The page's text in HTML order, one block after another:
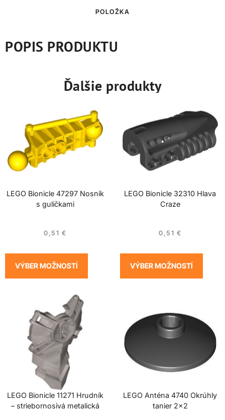
POLOŽKA
POPIS PRODUKTU
Ďalšie produkty
LEGO Bionicle 47297 Nosník
s guličkami
0,51 €
VÝBER MOŽNOSTÍ
LEGO Bionicle 32310 Hlava
Craze
0,51 €
VÝBER MOŽNOSTÍ
LEGO Bionicle 11271 Hrudník
– striebornosivá metalická
LEGO Anténa 4740 Okrúhly
tanier 2×2